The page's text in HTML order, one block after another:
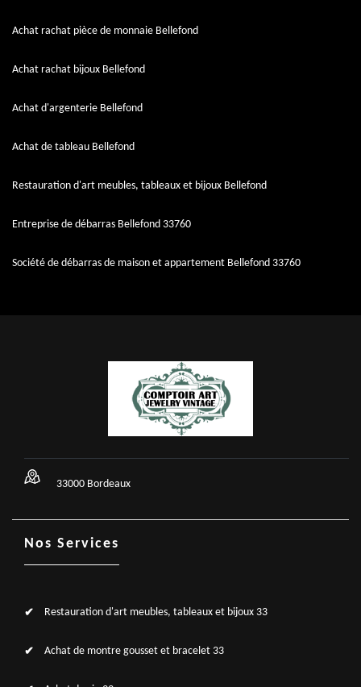
Achat rachat pièce de monnaie Bellefond
Achat rachat bijoux Bellefond
Achat d'argenterie Bellefond
Achat de tableau Bellefond
Restauration d'art meubles, tableaux et bijoux Bellefond
Entreprise de débarras Bellefond 33760
Société de débarras de maison et appartement Bellefond 33760
33000 Bordeaux
Nos Services
Restauration d'art meubles, tableaux et bijoux 33
Achat de montre gousset et bracelet 33